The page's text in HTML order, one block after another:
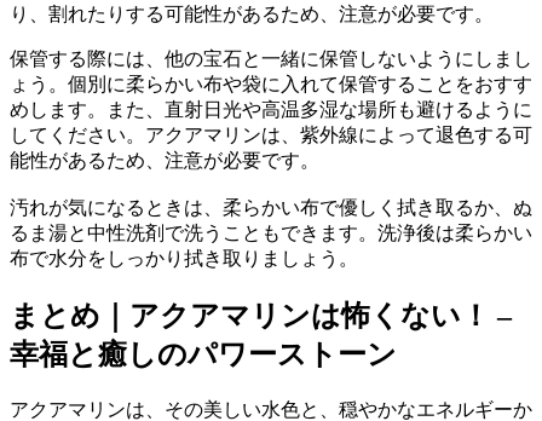
り、割れたりする可能性があるため、注意が必要です。
保管する際には、他の宝石と一緒に保管しないようにしまし
ょう。個別に柔らかい布や袋に入れて保管することをおすす
めします。また、直射日光や高温多湿な場所も避けるように
してください。アクアマリンは、紫外線によって退色する可
能性があるため、注意が必要です。
汚れが気になるときは、柔らかい布で優しく拭き取るか、ぬ
るま湯と中性洗剤で洗うこともできます。洗浄後は柔らかい
布で水分をしっかり拭き取りましょう。
まとめ｜アクアマリンは怖くない！ –
幸福と癒しのパワーストーン
アクアマリンは、その美しい水色と、穏やかなエネルギーか